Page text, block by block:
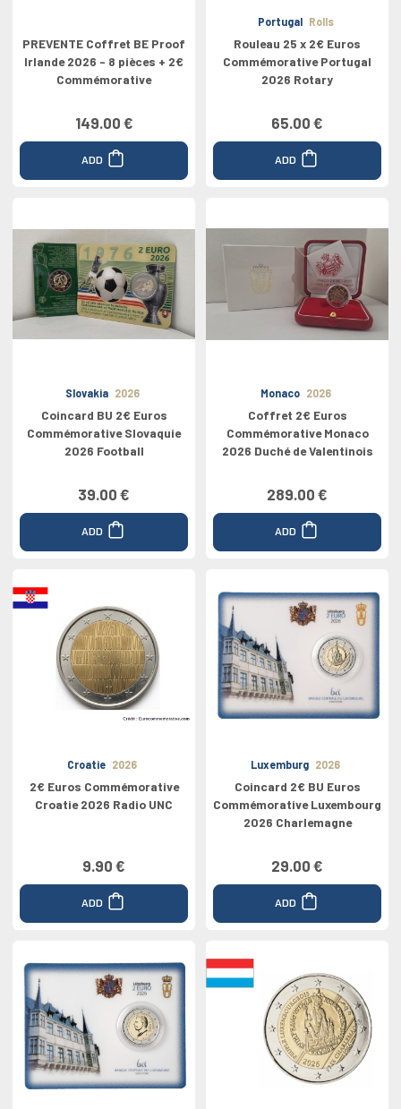
PREVENTE Coffret BE Proof
Irlande 2026 - 8 pièces + 2€
Commémorative
149.00 €
ADD
Portugal Rolls
Rouleau 25 x 2€ Euros
Commémorative Portugal
2026 Rotary
65.00 €
ADD
Slovakia 2026
Coincard BU 2€ Euros
Commémorative Slovaquie
2026 Football
39.00 €
ADD
Monaco 2026
Coffret 2€ Euros
Commémorative Monaco
2026 Duché de Valentinois
289.00 €
ADD
Croatie 2026
2€ Euros Commémorative
Croatie 2026 Radio UNC
9.90 €
ADD
Luxemburg 2026
Coincard 2€ BU Euros
Commémorative Luxembourg
2026 Charlemagne
29.00 €
ADD